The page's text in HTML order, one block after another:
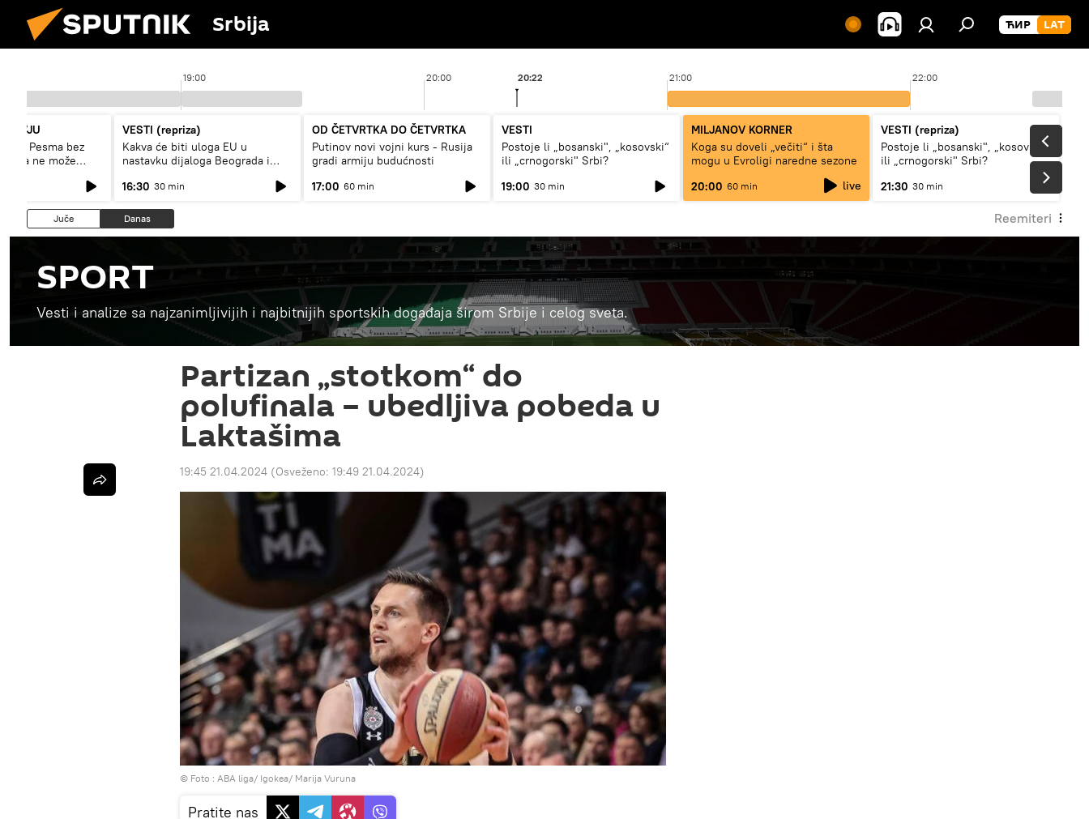
Srbija
19:00 20:00 21:00 22:00
20:22
Pesma bez
ne može
VESTI (repriza)
Kakva će biti uloga EU u
nastavku dijaloga Beograda i
16:30 30 min
OD ČETVRTKA DO ČETVRTKA
Putinov novi vojni kurs - Rusija
gradi armiju budućnosti
17:00 60 min
VESTI
Postoje li „bosanski", „kosovski“
ili „crnogorski" Srbi?
19:00 30 min
MILJANOV KORNER
Koga su doveli „večiti“ i šta
mogu u Evroligi naredne sezone
20:00 60 min live
VESTI (repriza)
Postoje li „bosanski", „kosovski“
ili „crnogorski" Srbi?
21:30 30 min
Juče Danas Reemiteri
SPORT
Vesti i analize sa najzanimljivijih i najbitnijih sportskih događaja širom Srbije i celog sveta.
Partizan „stotkom“ do
polufinala – ubedljiva pobeda u
Laktašima
19:45 21.04.2024 (Osveženo: 19:49 21.04.2024)
© Foto : ABA liga/ Igokea/ Marija Vuruna
Pratite nas